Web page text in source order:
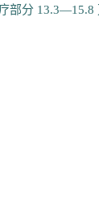
部分 13.3—15.8